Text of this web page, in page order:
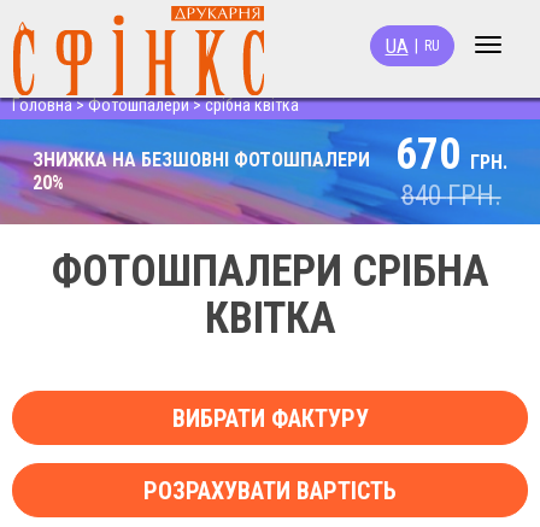
Toggle
UA RU
Головна>Фотошпалери>срібна квітка
ЗНИЖКА НА БЕЗШОВНІ ФОТОШПАЛЕРИ
20%
670 ГРН.
840ГРН.
ФОТОШПАЛЕРИ СРІБНА
КВІТКА
ВИБРАТИ ФАКТУРУ
РОЗРАХУВАТИ ВАРТІСТЬ